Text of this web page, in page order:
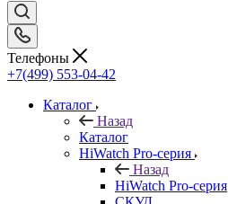
Телефоны
+7(499) 553-04-42
Каталог
Назад
Каталог
HiWatch Pro-серия
Назад
HiWatch Pro-серия